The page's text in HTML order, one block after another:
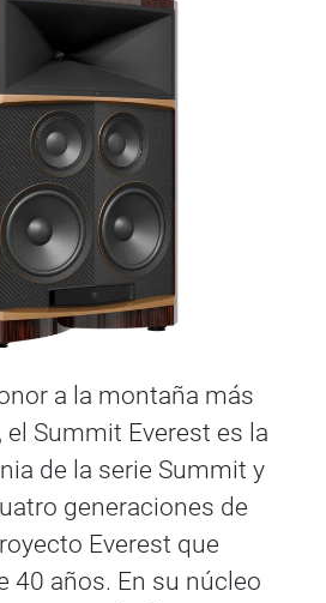
a la montaña más
Summit Everest es la
de la serie Summit y
generaciones de
Everest que
40 años. En su núcleo